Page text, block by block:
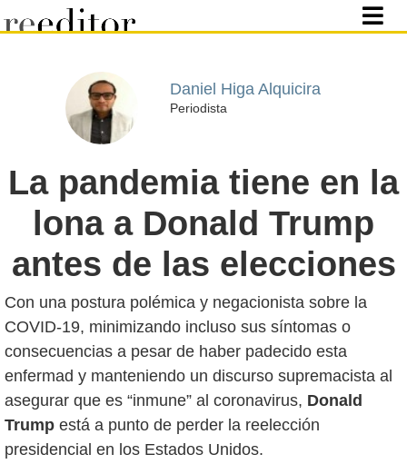
Daniel Higa Alquicira
Periodista
La pandemia tiene en la
lona a Donald Trump
antes de las elecciones
Con una postura polémica y negacionista sobre la
COVID-19, minimizando incluso sus síntomas o
consecuencias a pesar de haber padecido esta
enfermad y manteniendo un discurso supremacista al
asegurar que es “inmune” al coronavirus, Donald
Trump está a punto de perder la reelección